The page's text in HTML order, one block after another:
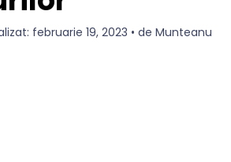
februarie 19, 2023 • de Munteanu